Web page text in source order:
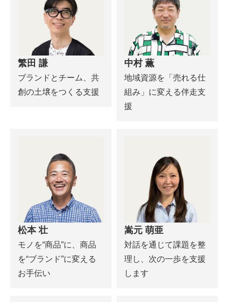
繁田 謙
ブランドとチーム、共
創の土壌をつくる支援
中村 薫
地域資源を「売れる仕
組み」に変える伴走支
援
松本 壮
モノを“商品”に、商品
を“ブランド”に変える
お手伝い
嵩元 萌亜
対話を通じて課題を整
理し、次の一歩を支援
します